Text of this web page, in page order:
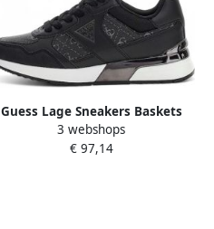
Guess Lage Sneakers Baskets
Mickay Similicuir Noir
3 webshops
€ 97,14